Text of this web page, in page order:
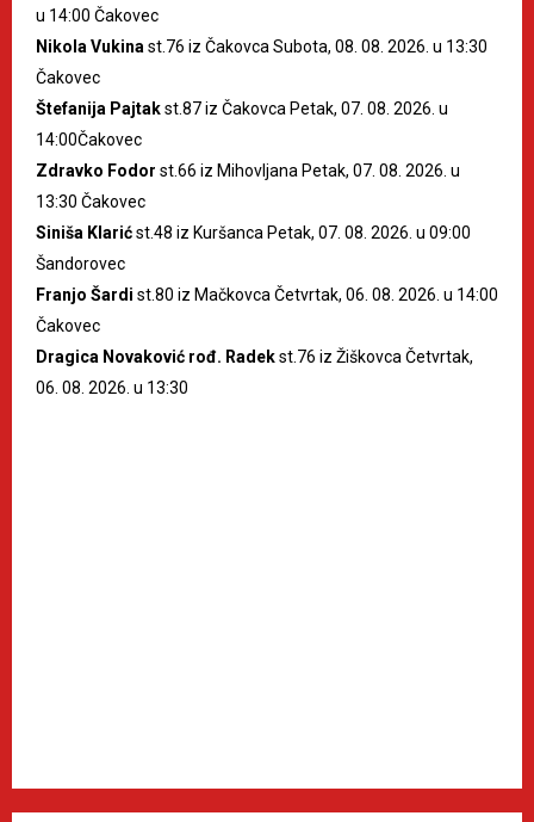
u 14:00 Čakovec
Nikola Vukina st.76 iz Čakovca Subota, 08. 08. 2026. u 13:30
Čakovec
Štefanija Pajtakst.87 iz Čakovca Petak, 07. 08. 2026. u
14:00Čakovec
Zdravko Fodor st.66 iz Mihovljana Petak, 07. 08. 2026. u
13:30 Čakovec
Siniša Klarićst.48 iz Kuršanca Petak, 07. 08. 2026. u 09:00
Šandorovec
Franjo Šardi st.80 iz Mačkovca Četvrtak, 06. 08. 2026. u 14:00
Čakovec
Dragica Novaković rođ. Radekst.76 iz Žiškovca Četvrtak,
06. 08. 2026. u 13:30